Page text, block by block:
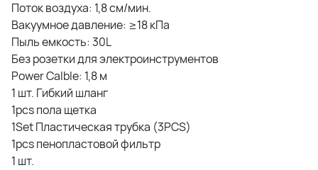
Поток воздуха: 1,8 см/мин.
Вакуумное давление: ≥18 кПа
Пыль емкость: 30L
Без розетки для электроинструментов
Power Calble: 1,8 м
1 шт. Гибкий шланг
1pcs пола щетка
1Set Пластическая трубка (3PCS)
1pcs пенопластовой фильтр
1 шт.